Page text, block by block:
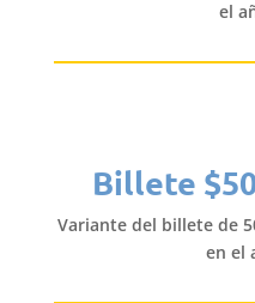
el
Billete
Variante del billete de
en el